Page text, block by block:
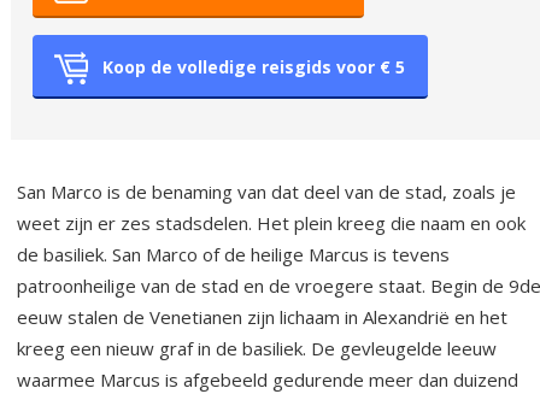
Koop de volledige reisgids voor € 5
San Marco is de benaming van dat deel van de stad, zoals je
weet zijn er zes stadsdelen. Het plein kreeg die naam en ook
de basiliek. San Marco of de heilige Marcus is tevens
patroonheilige van de stad en de vroegere staat. Begin de 9de
eeuw stalen de Venetianen zijn lichaam in Alexandrië en het
kreeg een nieuw graf in de basiliek. De gevleugelde leeuw
waarmee Marcus is afgebeeld gedurende meer dan duizend